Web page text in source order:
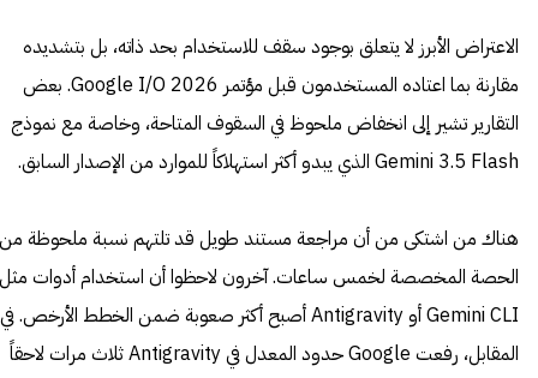
الاعتراض الأبرز لا يتعلق بوجود سقف للاستخدام بحد ذاته، بل بتشديده
مقارنة بما اعتاده المستخدمون قبل مؤتمر Google I/O 2026. بعض
التقارير تشير إلى انخفاض ملحوظ في السقوف المتاحة، وخاصة مع نموذج
Gemini 3.5 Flash الذي يبدو أكثر استهلاكاً للموارد من الإصدار السابق.
هناك من اشتكى من أن مراجعة مستند طويل قد تلتهم نسبة ملحوظة من
الحصة المخصصة لخمس ساعات. آخرون لاحظوا أن استخدام أدوات مثل
Gemini CLI أو Antigravity أصبح أكثر صعوبة ضمن الخطط الأرخص. في
المقابل، رفعت Google حدود المعدل في Antigravity ثلاث مرات لاحقاً